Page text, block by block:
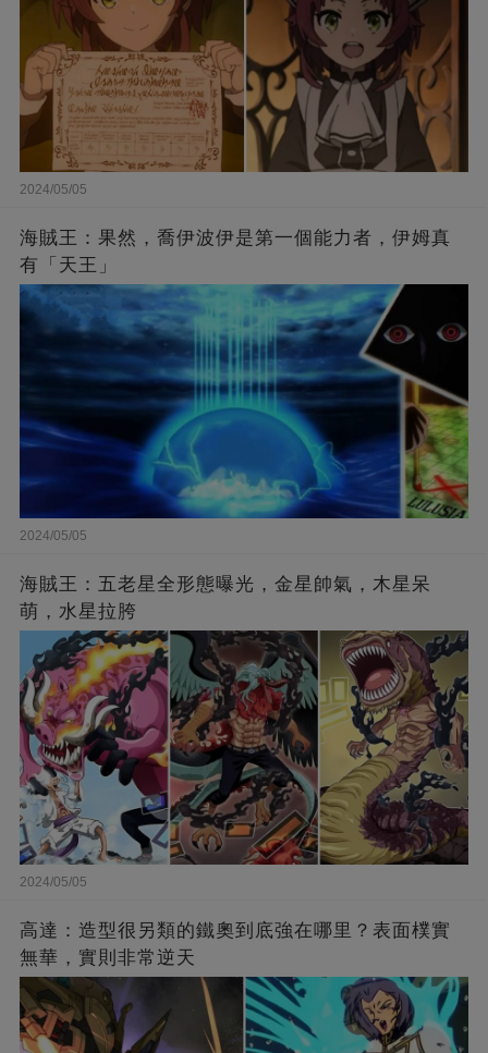
2024/05/05
海賊王：果然，喬伊波伊是第一個能力者，伊姆真
有「天王」
2024/05/05
海賊王：五老星全形態曝光，金星帥氣，木星呆
萌，水星拉胯
2024/05/05
高達：造型很另類的鐵奧到底強在哪里？表面樸實
無華，實則非常逆天